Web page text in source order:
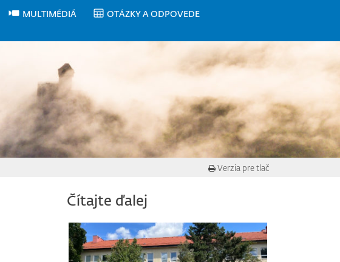
MULTIMÉDIÁ
OTÁZKY A ODPOVEDE
Verzia pre tlač
Čítajte ďalej